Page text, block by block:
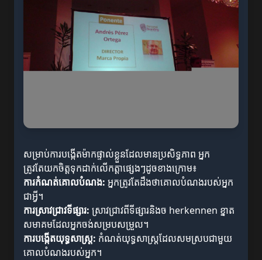
សម្រាប់ការបង្កើតម៉ាកផ្ទាល់ខ្លួនដែលមានប្រសិទ្ធភាព អ្នក
ត្រូវតែយកចិត្តទុកដាក់លើកត្តាផ្សេងៗដូចខាងក្រោម៖
ការកំណត់គោលបំណង: អ្នកត្រូវតែដឹងថាគោលបំណងរបស់អ្នក
ជាអ្វី។
ការស្រាវជ្រាវទីផ្សារ: ស្រាវជ្រាវពីទីផ្សារនិងច herkennen ខ្នាត
សមាគមដែលអ្នកចង់សម្របសម្រួល។
ការបង្កើតយុទ្ធសាស្ត្រ: កំណត់យុទ្ធសាស្ត្រដែលសមស្របជាមួយ
គោលបំណងរបស់អ្នក។